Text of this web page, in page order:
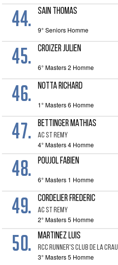
44. SAIN THOMAS
9° Seniors Homme
45. CROIZER JULIEN
6° Masters 2 Homme
46. NOTTA RICHARD
1° Masters 6 Homme
47. BETTINGER MATHIAS
AC ST REMY
4° Masters 4 Homme
48. POUJOL FABIEN
6° Masters 1 Homme
49. CORDELIER FREDERIC
AC ST REMY
2° Masters 5 Homme
50. MARTINEZ LUIS
RCC RUNNER'S CLUB DE LA CRAU
3° Masters 5 Homme